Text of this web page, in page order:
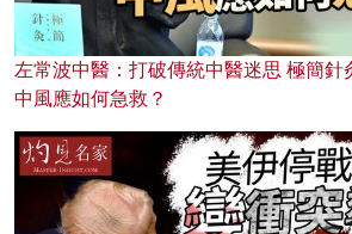
左常波中醫：打破傳統中醫迷思 極簡針
中風應如何急救？